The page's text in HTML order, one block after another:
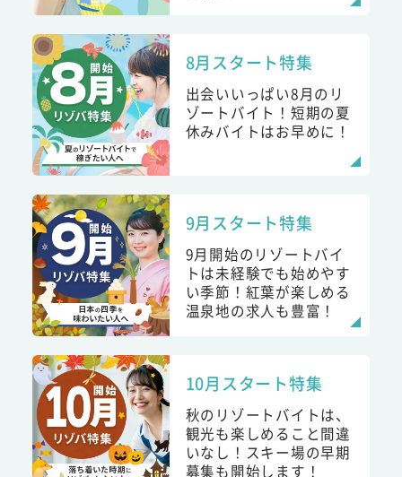
8月スタート特集
出会いいっぱい8月のリ
ゾートバイト！短期の夏
休みバイトはお早めに！
9月スタート特集
9月開始のリゾートバイ
トは未経験でも始めやす
い季節！紅葉が楽しめる
温泉地の求人も豊富！
10月スタート特集
秋のリゾートバイトは、
観光も楽しめること間違
いなし！スキー場の早期
募集も開始します！